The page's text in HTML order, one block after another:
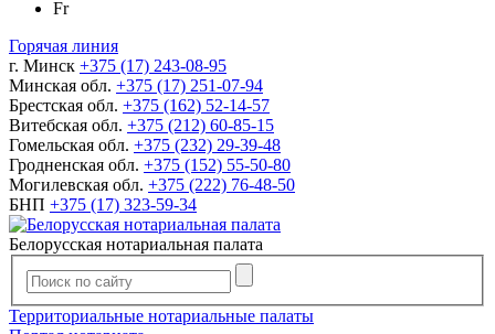
Fr
Горячая линия
г. Минск +375 (17) 243-08-95
Минская обл. +375 (17) 251-07-94
Брестская обл. +375 (162) 52-14-57
Витебская обл. +375 (212) 60-85-15
Гомельская обл. +375 (232) 29-39-48
Гродненская обл. +375 (152) 55-50-80
Могилевская обл. +375 (222) 76-48-50
БНП +375 (17) 323-59-34
Белорусская нотариальная палата
Территориальные нотариальные палаты